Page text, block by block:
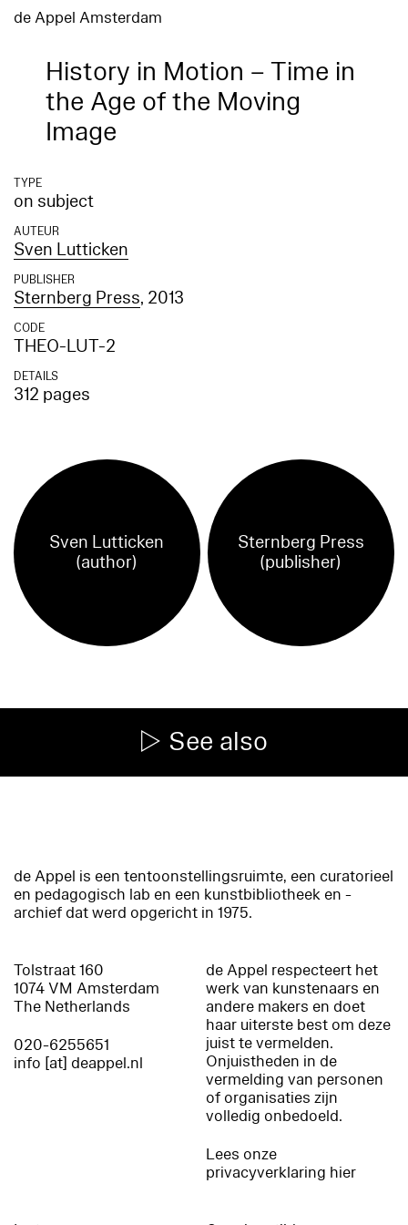
de Appel Amsterdam
History in Motion – Time in
the Age of the Moving
Image
TYPE
on subject
AUTEUR
Sven Lutticken
PUBLISHER
Sternberg Press, 2013
CODE
THEO-LUT-2
DETAILS
312 pages
Sven Lutticken
(author)
Sternberg Press
(publisher)
See also
de Appel is een tentoonstellingsruimte, een curatorieel
en pedagogisch lab en een kunstbibliotheek en -
archief dat werd opgericht in 1975.
Tolstraat 160
1074 VM Amsterdam
The Netherlands
020-6255651
info [at] deappel.nl
de Appel respecteert het
werk van kunstenaars en
andere makers en doet
haar uiterste best om deze
juist te vermelden.
Onjuistheden in de
vermelding van personen
of organisaties zijn
volledig onbedoeld.
Lees onze
privacyverklaring hier